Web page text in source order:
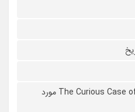
دانلود فیلم The Curious Case of Dolphin Bay 2022 مورد